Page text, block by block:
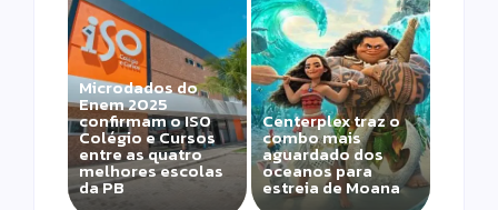
Microdados do
Enem 2025
confirmam o ISO
Colégio e Cursos
entre as quatro
melhores escolas
da PB
Centerplex traz o
combo mais
aguardado dos
oceanos para
estreia de Moana